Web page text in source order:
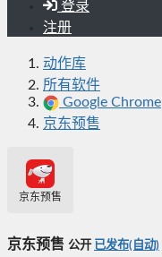
登录
注册
动作库
所有软件
Google Chrome
京东预售
京东预售
京东预售 公开 已发布(自动)